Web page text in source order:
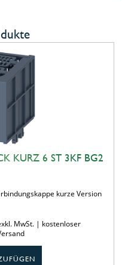
KURZ 6 ST 3KF BG2
kurze Version
MwSt. | kostenloser